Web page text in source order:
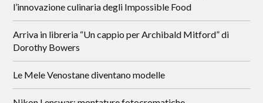
l’innovazione culinaria degli Impossible Food
Arriva in libreria “Un cappio per Archibald Mitford” di
Dorothy Bowers
Le Mele Venostane diventano modelle